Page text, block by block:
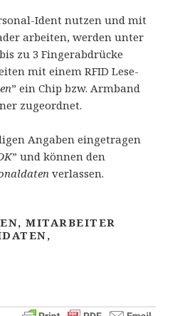
Ident nutzen und mit
arbeiten, werden unter
zu 3 Fingerabdrücke
mit einem RFID Lese-
” ein Chip bzw. Armband
zugeordnet.
Angaben eingetragen
” und können den
verlassen.
MITARBEITER